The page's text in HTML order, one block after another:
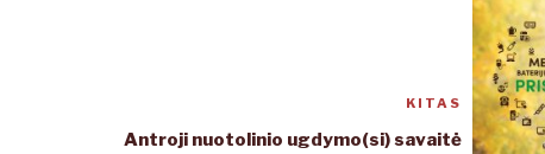
Kitas
įrašas
KITAS
Antroji nuotolinio ugdymo(si) savaitė